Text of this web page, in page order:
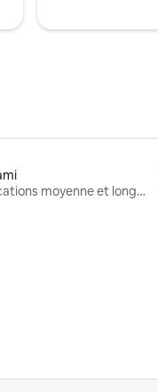
Locations moyenne et longue durée